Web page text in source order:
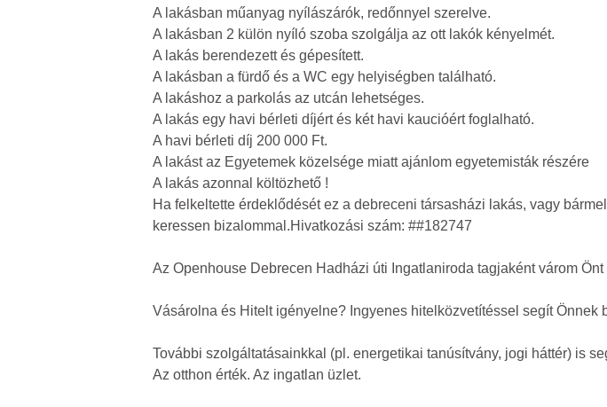
A lakásban műanyag nyílászárók, redőnnyel szerelve.
A lakásban 2 külön nyíló szoba szolgálja az ott lakók kényelmét.
A lakás berendezett és gépesített.
A lakásban a fürdő és a WC egy helyiségben található.
A lakáshoz a parkolás az utcán lehetséges.
A lakás egy havi bérleti díjért és két havi kaucióért foglalható.
A havi bérleti díj 200 000 Ft.
A lakást az Egyetemek közelsége miatt ajánlom egyetemisták részére
A lakás azonnal költözhető !
Ha felkeltette érdeklődését ez a debreceni társasházi lakás, vagy
keressen bizalommal.Hivatkozási szám: ##182747
Az Openhouse Debrecen Hadházi úti Ingatlaniroda tagjaként várom
Vásárolna és Hitelt igényelne? Ingyenes hitelközvetítéssel segít Önnek
További szolgáltatásainkkal (pl. energetikai tanúsítvány, jogi háttér) is
Az otthon érték. Az ingatlan üzlet.